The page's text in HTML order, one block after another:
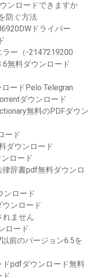
ンロードできますか
防ぐ方法
ドライバー
ー（-2147219200
無料ダウンロード
ードPelo Telegran
ダウンロード
無料のPDFダウン
ード
ダウンロード
ロード
辞書pdf無料ダウンロ
ンロード
ウンロード
れません
ロード
前のバージョン6.5を
pdfダウンロード無料